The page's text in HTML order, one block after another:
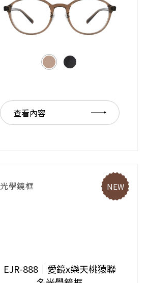
查看內容
光學鏡框 NEW
EJR-888｜愛鏡x樂天桃猿聯